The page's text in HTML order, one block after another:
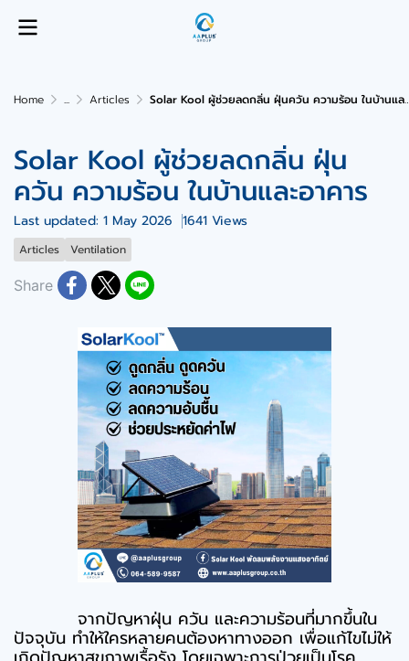
Home ... Articles Solar Kool ผู้ช่วยลดกลิ่น ฝุ่นควัน ความร้อน ในบ้านและอาคาร
Solar Kool ผู้ช่วยลดกลิ่น ฝุ่น
ควัน ความร้อน ในบ้านและอาคาร
Last updated: 1 May 2026 1641 Views
Articles Ventilation
Share
จากปัญหาฝุ่น ควัน และความร้อนที่มากขึ้นใน
ปัจจุบัน ทำให้ใครหลายคนต้องหาทางออก เพื่อแก้ไขไม่ให้